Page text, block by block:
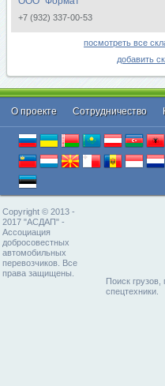
+7 (932) 337-00-53
посмотреть все
добавить
О проекте Cотрудничество
Copyright © 2013 -
2017 "АСДАП" -
Ассоциация
добросовестных
автомобильных
перевозчиков. Все
права защищены.
Поиск грузов,
спецтехники.